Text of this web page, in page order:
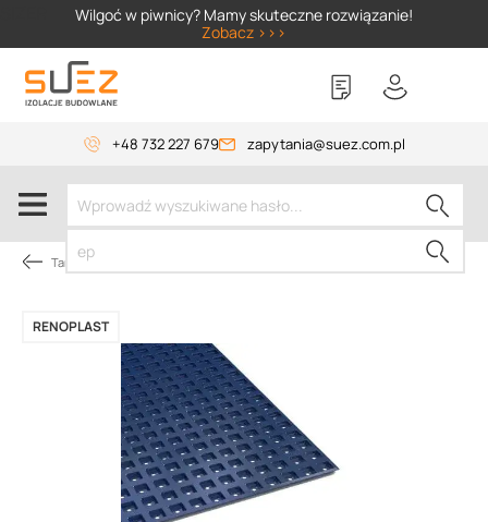
Wilgoć w piwnicy? Mamy skuteczne rozwiązanie!
Zobacz >>>
+48 732 227 679 zapytania@suez.com.pl
Tarasy i balkony pod płytki
RENOPLAST